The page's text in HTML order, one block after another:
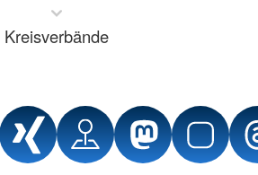
Kreisverbände